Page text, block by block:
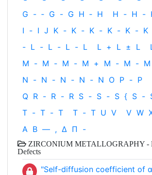
G - ‐ G - G H ‐ H H - H -
I - I J K - K - K - K - K - K
- L - L - L - L L + L ± L
M - M - M - M + M - M - M
N - N - N - N - N O P - P
Q R - R - R S - S - S { S -
T - T - T T - T U V V W
Α Β — , Δ Π -
ZIRCONIUM METALLOGRAPHY -
Defects
"Self-diffusion coefficient of